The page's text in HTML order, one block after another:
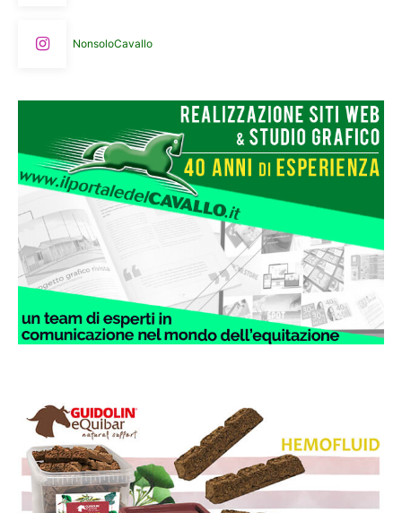
NonsoloCavallo